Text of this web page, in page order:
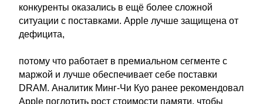
конкуренты оказались в ещё более сложной
ситуации с поставками. Apple лучше защищена от
дефицита,
потому что работает в премиальном сегменте с
маржой и лучше обеспечивает себе поставки
DRAM. Аналитик Минг-Чи Куо ранее рекомендовал
Apple поглотить рост стоимости памяти, чтобы